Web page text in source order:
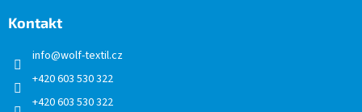
Kontakt
info@wolf-textil.cz
+420 603 530 322
+420 603 530 322